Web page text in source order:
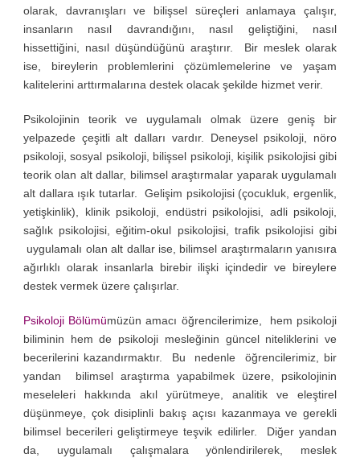
olarak, davranışları ve bilişsel süreçleri anlamaya çalışır,
insanların nasıl davrandığını, nasıl geliştiğini, nasıl
hissettiğini, nasıl düşündüğünü araştırır. Bir meslek olarak
ise, bireylerin problemlerini çözümlemelerine ve yaşam
kalitelerini arttırmalarına destek olacak şekilde hizmet verir.
Psikolojinin teorik ve uygulamalı olmak üzere geniş bir
yelpazede çeşitli alt dalları vardır. Deneysel psikoloji, nöro
psikoloji, sosyal psikoloji, bilişsel psikoloji, kişilik psikolojisi gibi
teorik olan alt dallar, bilimsel araştırmalar yaparak uygulamalı
alt dallara ışık tutarlar. Gelişim psikolojisi (çocukluk, ergenlik,
yetişkinlik), klinik psikoloji, endüstri psikolojisi, adli psikoloji,
sağlık psikolojisi, eğitim-okul psikolojisi, trafik psikolojisi gibi
uygulamalı olan alt dallar ise, bilimsel araştırmaların yanısıra
ağırlıklı olarak insanlarla birebir ilişki içindedir ve bireylere
destek vermek üzere çalışırlar.
Psikoloji Bölümümüzün amacı öğrencilerimize, hem psikoloji
biliminin hem de psikoloji mesleğinin güncel niteliklerini ve
becerilerini kazandırmaktır. Bu nedenle öğrencilerimiz, bir
yandan bilimsel araştırma yapabilmek üzere, psikolojinin
meseleleri hakkında akıl yürütmeye, analitik ve eleştirel
düşünmeye, çok disiplinli bakış açısı kazanmaya ve gerekli
bilimsel becerileri geliştirmeye teşvik edilirler. Diğer yandan
da, uygulamalı çalışmalara yönlendirilerek, meslek